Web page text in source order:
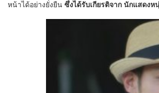
หน้าได้อย่างยั่งยืน ซึ่งได้รับเกียรติจาก นักแสดง